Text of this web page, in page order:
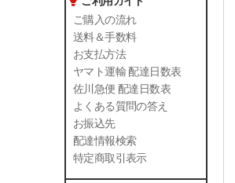
ご購入の流れ
送料＆手数料
お支払方法
ヤマト運輸 配達日数表
佐川急便 配達日数表
よくある質問の答え
お振込先
配達情報検索
特定商取引表示